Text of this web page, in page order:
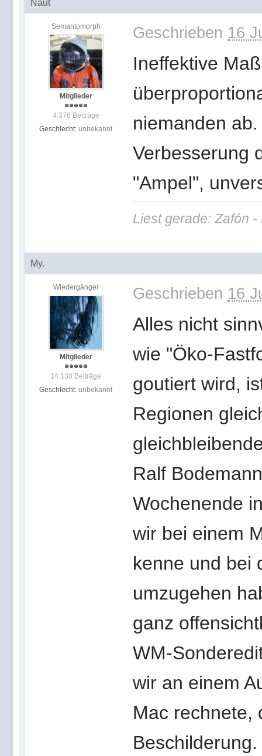
Naut
Semantomorph
Mitglieder
4.376 Beiträge
Geschlecht: unbekannt
Geschrieben 16
Ineffektive
niemanden
Verbesserung
"Ampel",
Liest gerade: Zafón
My.
Wiedergänger
Mitglieder
14.138 Beiträge
Geschlecht: unbekannt
Geschrieben 16
Alles nicht
wie "Öko-
goutiert wird,
Regionen
Ralf
Wochenende
wir bei einem
kenne und bei
umzugehen
ganz
WM-
wir an einem
Mac rechnete,